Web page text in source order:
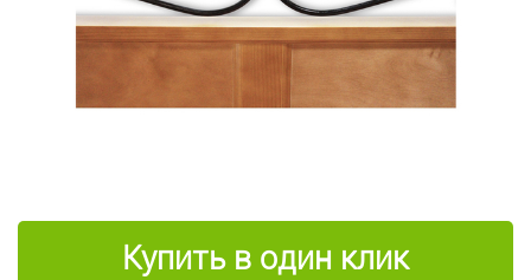
Купить в один клик